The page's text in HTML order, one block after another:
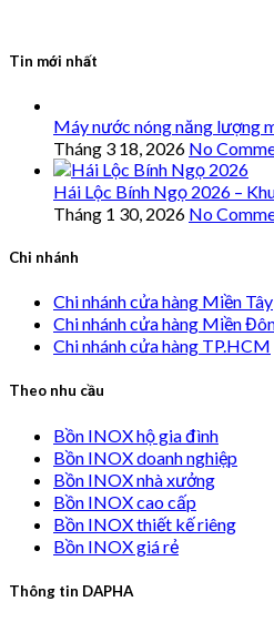
Tin mới nhất
Máy nước nóng năng lượng
Tháng 3 18, 2026 No
Hái Lộc Bính Ngọ 2026 –
Tháng 1 30, 2026 No
Chi nhánh
Chi nhánh cửa hàng Miền Tây
Chi nhánh cửa hàng Miền
Chi nhánh cửa hàng TP.HCM
Theo nhu cầu
Bồn INOX hộ gia đình
Bồn INOX doanh nghiệp
Bồn INOX nhà xưởng
Bồn INOX cao cấp
Bồn INOX thiết kế riêng
Bồn INOX giá rẻ
Thông tin DAPHA